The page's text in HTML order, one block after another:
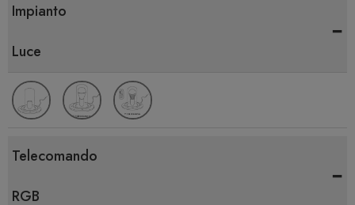
Impianto
Luce
-
Telecomando
RGB
-